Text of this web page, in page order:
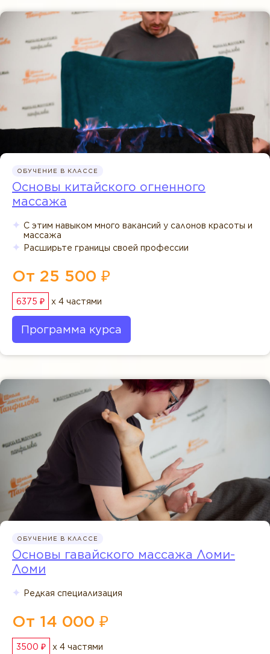
ОБУЧЕНИЕ В КЛАССЕ
Основы китайского огненного
массажа
С этим навыком много вакансий у салонов красоты и
массажа
Расширьте границы своей профессии
От 25 500 ₽
6375 ₽ x 4 частями
Программа курса
ОБУЧЕНИЕ В КЛАССЕ
Основы гавайского массажа Ломи-
Ломи
Редкая специализация
От 14 000 ₽
3500 ₽ x 4 частями